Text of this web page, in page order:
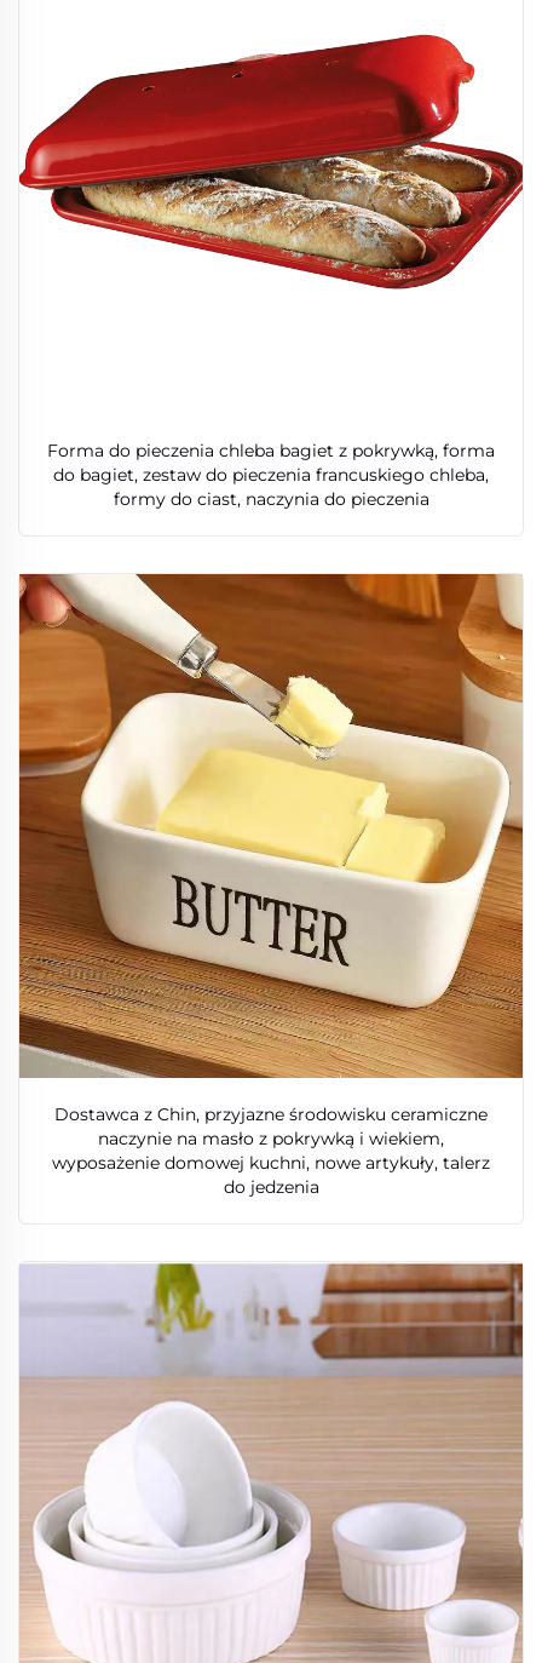
Forma do pieczenia chleba bagiet z pokrywką, forma
do bagiet, zestaw do pieczenia francuskiego chleba,
formy do ciast, naczynia do pieczenia
Dostawca z Chin, przyjazne środowisku ceramiczne
naczynie na masło z pokrywką i wiekiem,
wyposażenie domowej kuchni, nowe artykuły, talerz
do jedzenia